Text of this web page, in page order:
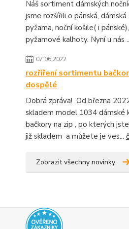
Náš sortiment dámských
jsme rozšířili o pánská,
pyžama, noční košile( i
pyžamové kalhoty. Nyní u nás
07.06.2022
rozříření sortimentu
dospělé
Dobrá zpráva! Od března
skladem model 1034 dámské
bačkory na zip , po kterých
již skladem a můžete je ves...
Zobrazit všechny novinky